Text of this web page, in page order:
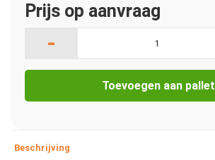
Prijs op aanvraag
-
Toevoegen aan pallet
Beschrijving